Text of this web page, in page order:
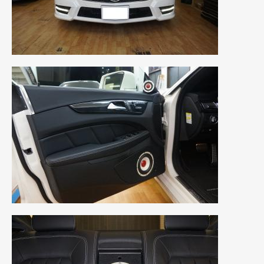
2018年6月(7)
2018年4月(2)
2018年3月 (4)
2018年2月 (8)
2018年1月(3)
2017年12月(5)
2017年11月(4)
2017年10月
2017年9月
2017年7月 (2)
2017年6月 (4)